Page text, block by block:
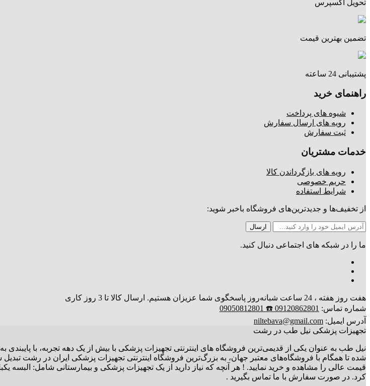
تحویل اکسپرس
تضمین بهترین قیمت
پشتیبانی 24 ساعته
راهنمای خرید
شیوه های پرداخت
رویه های ارسال سفارش
ثبت سفارش
خدمات مشتریان
رویه های بازگرداندن کالا
حریم خصوصی
شرایط استفاده
از تخفیف‌ها و جدیدترین‌های فروشگاه باخبر شوید:
ما را در شبکه های اجتماعی دنبال کنید.
هفت روز هفته ، 24 ساعت شبانه‌روز پاسخگوی شما عزیزان هستیم. ارسال کالا تا 3 روز کاری
شماره تماس: 09120862801 ☎️ 09050812801
آدرس ایمیل: niltebava@gmail.com
تجهیزات پزشکی نیل طب در رشت
نیل طب به عنوان یکی از قدیمی‌ترین فروشگاه های اینترنتی تجهیزات پزشکی با بیش از یک دهه تجربه، با
شده تا همگام با فروشگاه‌های معتبر جهان، به بزرگ‌ترین فروشگاه اینترنتی تجهیزات پزشکی ایران در رشت
قیمت عالی را مشاهده و خرید نمایید. ! هر آنچه که نیاز دارید از یک تجهیزات پزشکی و بیمارستانی شامل:
کرد. در صورت سفارش با ما تماس بگیرید .